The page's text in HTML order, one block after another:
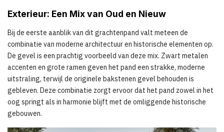
Exterieur: Een Mix van Oud en Nieuw
Bij de eerste aanblik van dit grachtenpand valt meteen de
combinatie van moderne architectuur en historische elementen op.
De gevel is een prachtig voorbeeld van deze mix. Zwart metalen
accenten en grote ramen geven het pand een strakke, moderne
uitstraling, terwijl de originele bakstenen gevel behouden is
gebleven. Deze combinatie zorgt ervoor dat het pand zowel in het
oog springt als in harmonie blijft met de omliggende historische
gebouwen.